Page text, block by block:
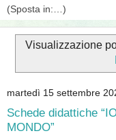
Visualizzazione
martedì 15 settembre
Schede didattiche
MONDO”